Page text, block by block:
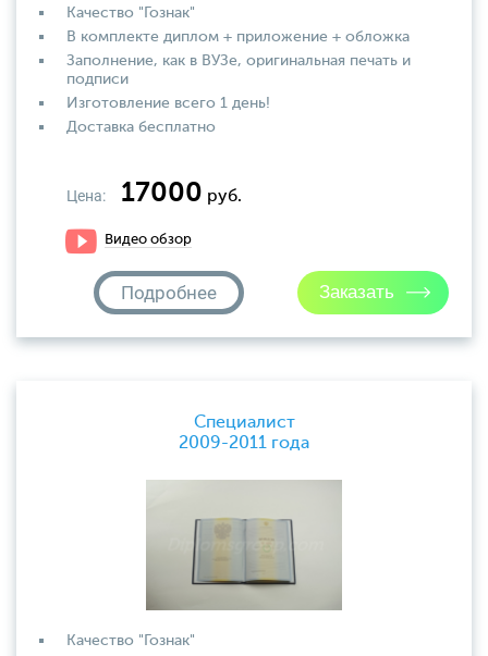
Качество "Гознак"
В комплекте диплом + приложение + обложка
Заполнение, как в ВУЗе, оригинальная печать и
подписи
Изготовление всего 1 день!
Доставка бесплатно
Цена: 17000 руб.
Видео обзор
Подробнее
Специалист
2009-2011 года
Качество "Гознак"